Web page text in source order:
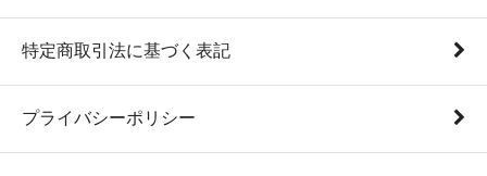
特定商取引法に基づく表記
プライバシーポリシー